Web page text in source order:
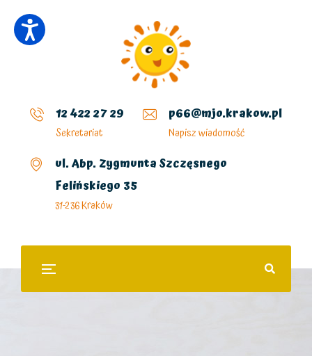
12 422 27 29
Sekretariat
p66@mjo.krakow.pl
Napisz wiadomość
ul. Abp. Zygmunta Szczęsnego
Felińskiego 35
31-236 Kraków